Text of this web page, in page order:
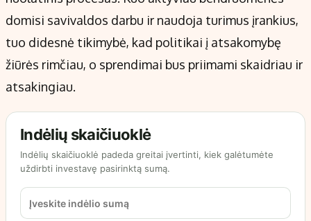
domisi savivaldos darbu ir naudoja turimus įrankius,
tuo didesnė tikimybė, kad politikai į atsakomybę
žiūrės rimčiau, o sprendimai bus priimami skaidriau ir
atsakingiau.